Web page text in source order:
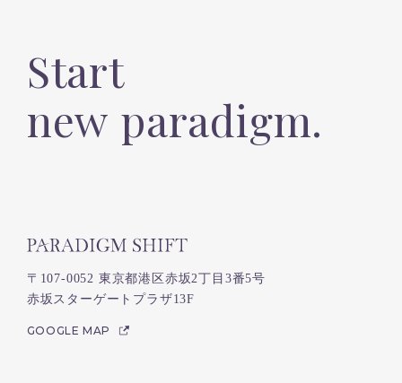
Start
new paradigm.
〒107-0052 東京都港区赤坂2丁目3番5号
赤坂スターゲートプラザ13F
GOOGLE MAP